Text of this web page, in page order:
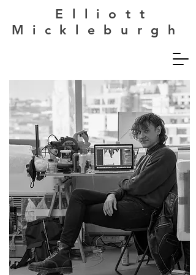
Elliott
Mickleburgh